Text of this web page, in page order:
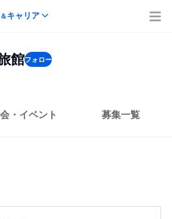
＆キャリア
館フォロー
・イベント 募集一覧